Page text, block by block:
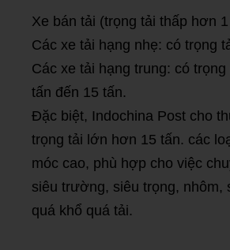
Xe bán tải (trọng tải thấp hơn
Các xe tải hạng nhẹ: có trọng
Các xe tải hạng trung: có
tấn đến 15 tấn.
Đặc biệt, Indochina Post cho
trọng tải lớn hơn 15 tấn. các
móc cao, phù hợp cho việc
siêu trường, siêu trọng, nhôm,
quá khổ quá tải.